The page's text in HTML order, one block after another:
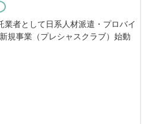
業者として日系人材派遣・プロバイ
規事業（プレシャスクラブ）始動